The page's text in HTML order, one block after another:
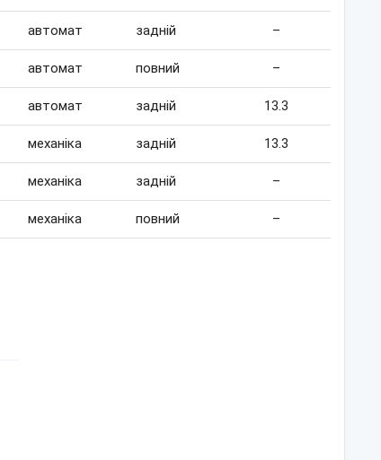
автомат задній –
автомат повний –
автомат задній 13.3
механіка задній 13.3
механіка задній –
механіка повний –